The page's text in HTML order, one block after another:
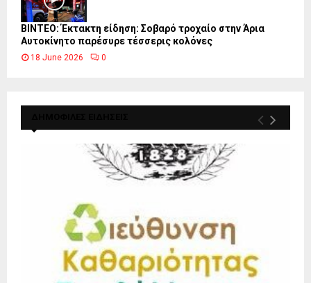
ΒΙΝΤΕΟ: Έκτακτη είδηση: Σοβαρό τροχαίο στην Άρια
Αυτοκίνητο παρέσυρε τέσσερις κολόνες
18 June 2026 0